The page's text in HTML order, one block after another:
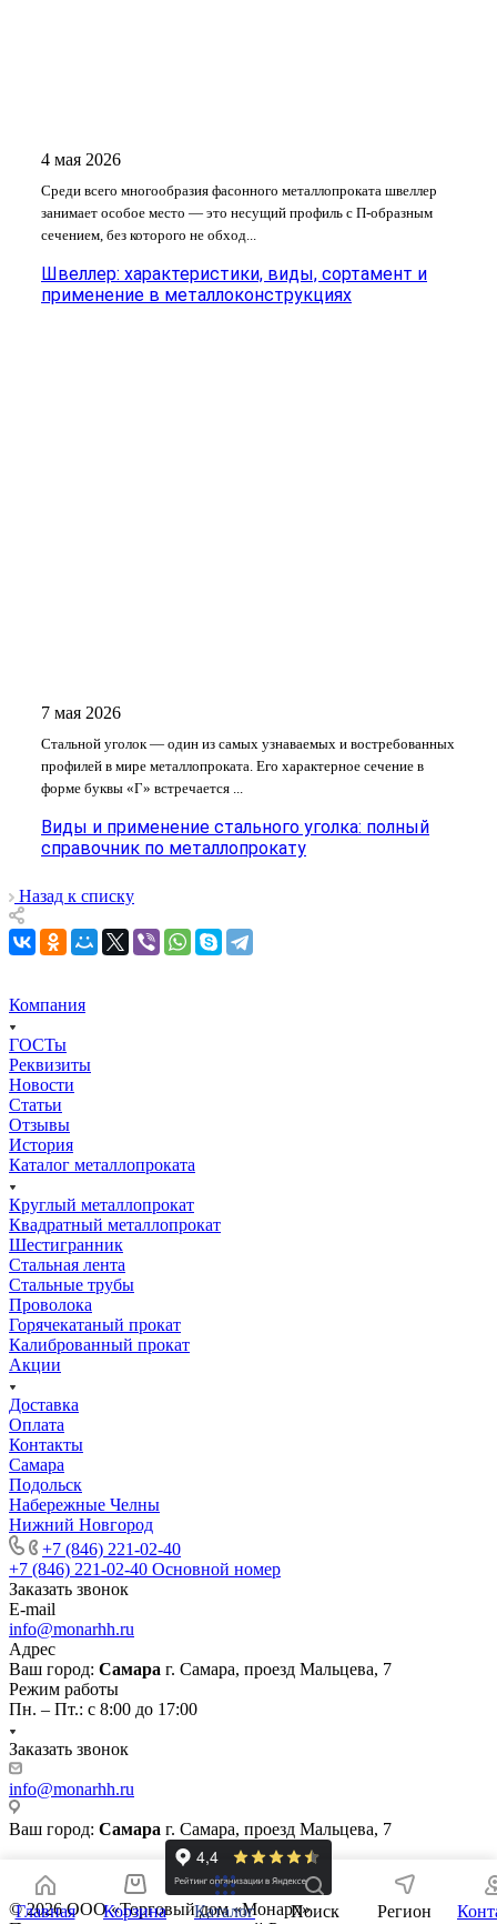
4 мая 2026
Среди всего многообразия фасонного металлопроката швеллер
занимает особое место — это несущий профиль с П-образным
сечением, без которого не обход...
Швеллер: характеристики, виды, сортамент и
применение в металлоконструкциях
7 мая 2026
Стальной уголок — один из самых узнаваемых и востребованных
профилей в мире металлопроката. Его характерное сечение в
форме буквы «Г» встречается ...
Виды и применение стального уголка: полный
справочник по металлопрокату
Назад к списку
Компания
ГОСТы
Реквизиты
Новости
Статьи
Отзывы
История
Каталог металлопроката
Круглый металлопрокат
Квадратный металлопрокат
Шестигранник
Стальная лента
Стальные трубы
Проволока
Горячекатаный прокат
Калиброванный прокат
Акции
Доставка
Оплата
Контакты
Самара
Подольск
Набережные Челны
Нижний Новгород
+7 (846) 221-02-40
+7 (846) 221-02-40 Основной номер
Заказать звонок
E-mail
info@monarhh.ru
Адрес
Ваш город: Самара г. Самара, проезд Мальцева, 7
Режим работы
Пн. – Пт.: с 8:00 до 17:00
Заказать звонок
info@monarhh.ru
Ваш город: Самара г. Самара, проезд Мальцева, 7
© 2026 ООО «Торговый дом «Монарх»
Главная Корзина Каталог Поиск Регион